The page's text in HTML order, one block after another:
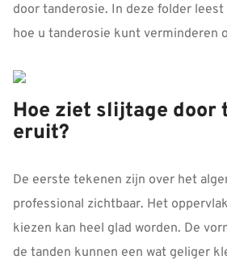
door tanderosie. In deze folder leest
hoe u tanderosie kunt verminderen
Hoe ziet slijtage door
eruit?
De eerste tekenen zijn over het
professional zichtbaar. Het
kiezen kan heel glad worden. De
de tanden kunnen een wat geliger